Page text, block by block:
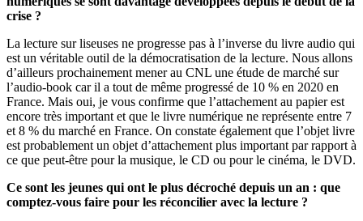
crise ?
La lecture sur liseuses ne progresse pas à l’inverse du livre audio qui
est un véritable outil de la démocratisation de la lecture. Nous allons
d’ailleurs prochainement mener au CNL une étude de marché sur
l’audio-book car il a tout de même progressé de 10 % en 2020 en
France. Mais oui, je vous confirme que l’attachement au papier est
encore très important et que le livre numérique ne représente entre 7
et 8 % du marché en France. On constate également que l’objet livre
est probablement un objet d’attachement plus important par rapport à
ce que peut-être pour la musique, le CD ou pour le cinéma, le DVD.
Ce sont les jeunes qui ont le plus décroché depuis un an : que
comptez-vous faire pour les réconcilier avec la lecture ?